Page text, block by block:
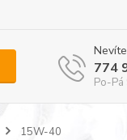
774
Po-
15W-40